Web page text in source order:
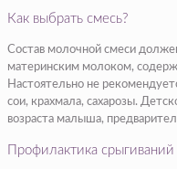
Как выбрать смесь?
Состав молочной смеси
материнским молоком,
Настоятельно не
сои, крахмала, сахарозы.
возраста малыша,
Профилактика срыгиваний